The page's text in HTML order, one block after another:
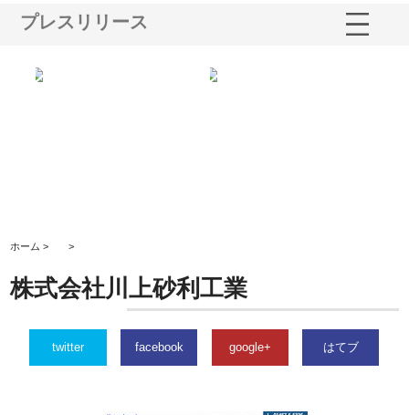
プレスリリース
ホーム > >
株式会社川上砂利工業
twitter facebook google+ はてブ